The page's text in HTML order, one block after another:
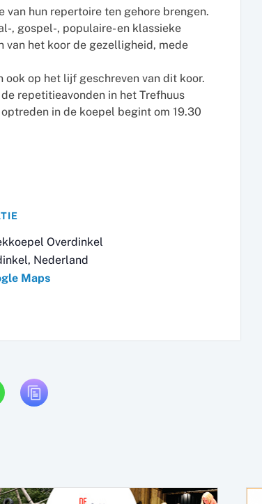
van hun repertoire ten gehore brengen.
, gospel-, populaire- en klassieke
van het koor de gezelligheid, mede
ook op het lijf geschreven van dit koor.
repetitieavonden in het Trefhuus
in de koepel begint om 19.30
Overdinkel
, Nederland
Maps